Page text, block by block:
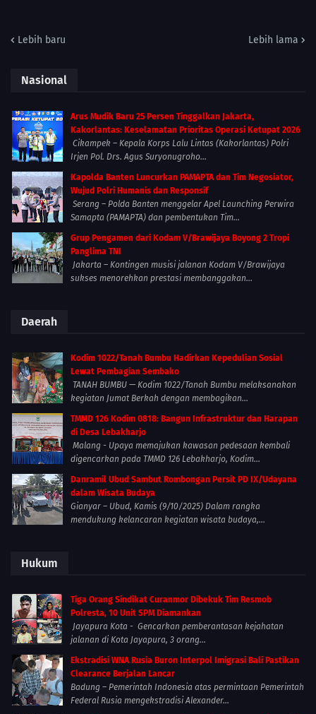
Lebih baru Lebih lama
Nasional
Arus Mudik Baru 25 Persen Tinggalkan Jakarta,
Kakorlantas: Keselamatan Prioritas Operasi Ketupat 2026
Cikampek – Kepala Korps Lalu Lintas (Kakorlantas) Polri
Irjen Pol. Drs. Agus Suryonugroho...
Kapolda Banten Luncurkan PAMAPTA dan Tim Negosiator,
Wujud Polri Humanis dan Responsif
Serang – Polda Banten menggelar Apel Launching Perwira
Samapta (PAMAPTA) dan pembentukan Tim...
Grup Pengamen dari Kodam V/Brawijaya Boyong 2 Tropi
Panglima TNI
Jakarta – Kontingen musisi jalanan Kodam V/Brawijaya
sukses menorehkan prestasi membanggakan...
Daerah
Kodim 1022/Tanah Bumbu Hadirkan Kepedulian Sosial
Lewat Pembagian Sembako
TANAH BUMBU — Kodim 1022/Tanah Bumbu melaksanakan
kegiatan Jumat Berkah dengan membagikan...
TMMD 126 Kodim 0818: Bangun Infrastruktur dan Harapan
di Desa Lebakharjo
Malang - Upaya memajukan kawasan pedesaan kembali
digencarkan pada TMMD 126 Lebakharjo, Kodim...
Danramil Ubud Sambut Rombongan Persit PD IX/Udayana
dalam Wisata Budaya
Gianyar – Ubud, Kamis (9/10/2025) Dalam rangka
mendukung kelancaran kegiatan wisata budaya,...
Hukum
Tiga Orang Sindikat Curanmor Dibekuk Tim Resmob
Polresta, 10 Unit SPM Diamankan
Jayapura Kota - Gencarkan pemberantasan kejahatan
jalanan di Kota Jayapura, 3 orang...
Ekstradisi WNA Rusia Buron Interpol Imigrasi Bali Pastikan
Clearance Berjalan Lancar
Badung – Pemerintah Indonesia atas permintaan Pemerintah
Federal Rusia mengekstradisi Alexander...